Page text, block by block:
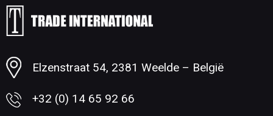
Minimale afname: 1
Elzenstraat 54, 2381 Weelde – België
+32 (0) 14 65 92 66